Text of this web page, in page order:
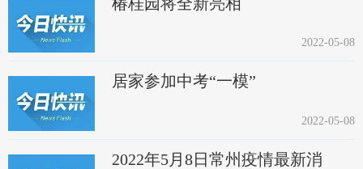
2022-05-08
居家参加中考“一模”
2022-05-08
2022年5月8日常州疫情最新消